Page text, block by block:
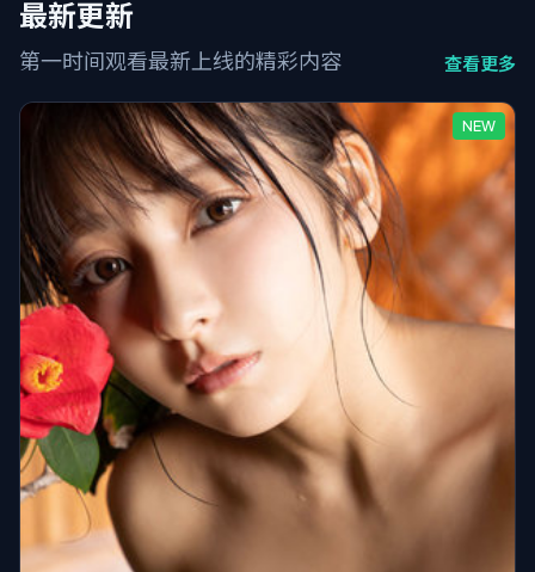
最新更新
第一时间观看最新上线的精彩内容 查看更多
NEW